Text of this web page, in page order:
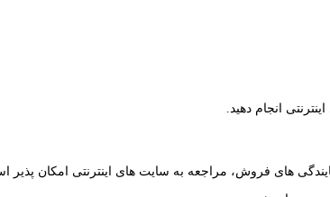
انجام دهید.
های فروش، مراجعه به سایت های اینترنتی امکان پذیر